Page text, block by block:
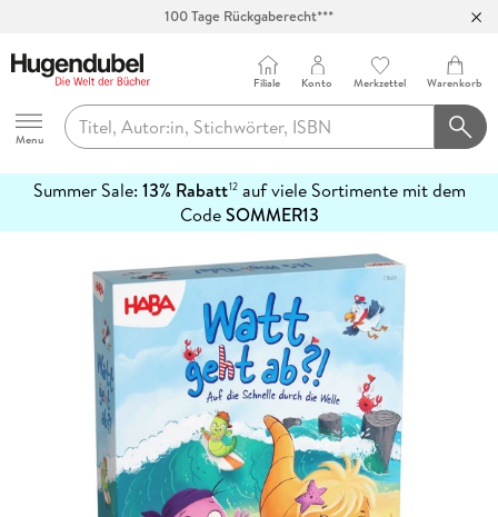
Abholung in über 100 Filialen
Hugendubel
Menu
Filiale Konto Merkzettel Warenkorb
Summer Sale: 13% Rabatt12auf viele Sortimente mit dem
CodeSOMMER13
erfahren